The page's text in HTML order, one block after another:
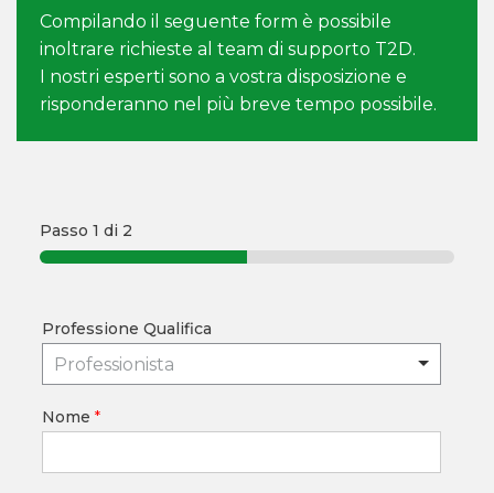
Compilando il seguente form è possibile
inoltrare richieste al team di supporto T2D.
I nostri esperti sono a vostra disposizione e
risponderanno nel più breve tempo possibile.
Passo 1 di 2
Professione Qualifica
Professionista
Nome *